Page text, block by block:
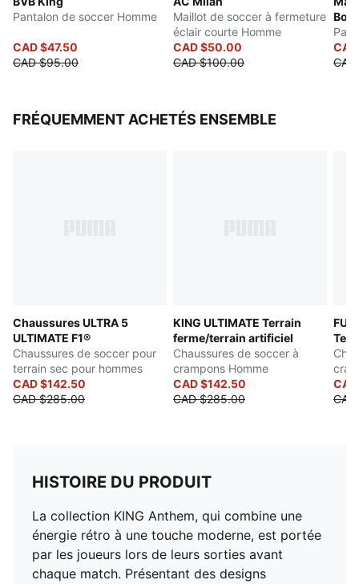
Longueur : Veste classique
Porté par les joueurs lors de la sortie
Détails de marque de PUMA et du club
Pantalon de soccer Homme
CAD $47.50
CAD $95.00
Maillot de soccer à fermeture
éclair courte Homme
CAD $50.00
CAD $100.00
FRÉQUEMMENT ACHETÉS ENSEMBLE
Chaussures ULTRA 5
ULTIMATE F1®
Chaussures de soccer pour
terrain sec pour hommes
CAD $142.50
CAD $285.00
KING ULTIMATE Terrain
ferme/terrain artificiel
Chaussures de soccer à
crampons Homme
CAD $142.50
CAD $285.00
HISTOIRE DU PRODUIT
La collection KING Anthem, qui combine une
énergie rétro à une touche moderne, est portée
par les joueurs lors de leurs sorties avant
chaque match. Présentant des designs